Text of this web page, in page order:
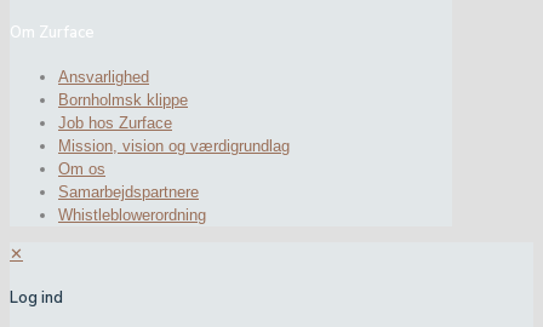
Om Zurface
Ansvarlighed
Bornholmsk klippe
Job hos Zurface
Mission, vision og værdigrundlag
Om os
Samarbejdspartnere
Whistleblowerordning
✕
Log ind